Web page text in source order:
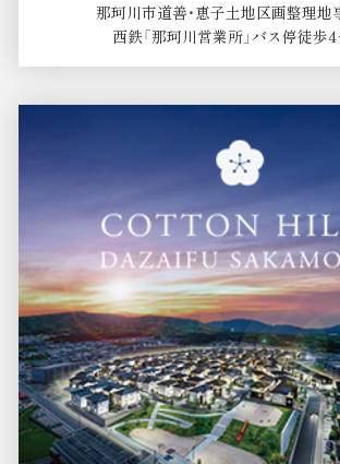
那珂川市道善・恵子土地区画整理地
西鉄「那珂川営業所」バス停徒歩